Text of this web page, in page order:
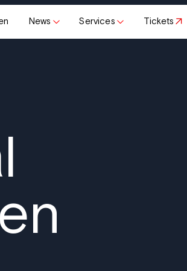
News Services Tickets